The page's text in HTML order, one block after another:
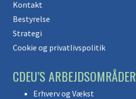
Kontakt
Bestyrelse
Strategi
Cookie og privatlivspolitik
CDEU’S ARBEJDSOMRÅDER
Erhverv og Vækst